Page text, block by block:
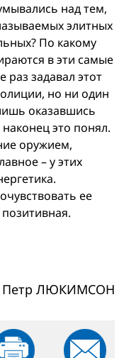
над тем,
элитных
По какому
в эти самые
раз задавал этот
но ни один
оказавшись
это понял.
оружием,
– у этих
ее
Петр ЛЮКИМСОН